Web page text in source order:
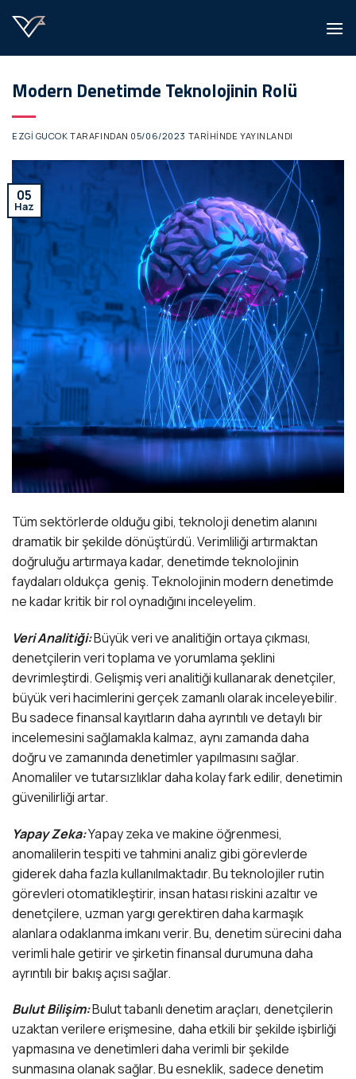
atla
Modern Denetimde Teknolojinin Rolü
EZGI GUCOK TARAFINDAN 05/06/2023 TARIHINDE YAYINLANDI
05
Haz
Tüm sektörlerde olduğu gibi, teknoloji denetim alanını
dramatik bir şekilde dönüştürdü. Verimliliği artırmaktan
doğruluğu artırmaya kadar, denetimde teknolojinin
faydaları oldukça geniş. Teknolojinin modern denetimde
ne kadar kritik bir rol oynadığını inceleyelim.
Veri Analitiği:Büyük veri ve analitiğin ortaya çıkması,
denetçilerin veri toplama ve yorumlama şeklini
devrimleştirdi. Gelişmiş veri analitiği kullanarak denetçiler,
büyük veri hacimlerini gerçek zamanlı olarak inceleyebilir.
Bu sadece finansal kayıtların daha ayrıntılı ve detaylı bir
incelemesini sağlamakla kalmaz, aynı zamanda daha
doğru ve zamanında denetimler yapılmasını sağlar.
Anomaliler ve tutarsızlıklar daha kolay fark edilir, denetimin
güvenilirliği artar.
Yapay Zeka:Yapay zeka ve makine öğrenmesi,
anomalilerin tespiti ve tahmini analiz gibi görevlerde
giderek daha fazla kullanılmaktadır. Bu teknolojiler rutin
görevleri otomatikleştirir, insan hatası riskini azaltır ve
denetçilere, uzman yargı gerektiren daha karmaşık
alanlara odaklanma imkanı verir. Bu, denetim sürecini daha
verimli hale getirir ve şirketin finansal durumuna daha
ayrıntılı bir bakış açısı sağlar.
Bulut Bilişim:Bulut tabanlı denetim araçları, denetçilerin
uzaktan verilere erişmesine, daha etkili bir şekilde işbirliği
yapmasına ve denetimleri daha verimli bir şekilde
sunmasına olanak sağlar. Bu esneklik, sadece denetim